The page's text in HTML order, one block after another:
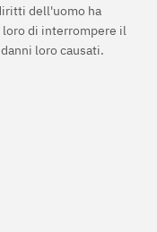
dell'uomo ha
loro di interrompere il
loro causati.